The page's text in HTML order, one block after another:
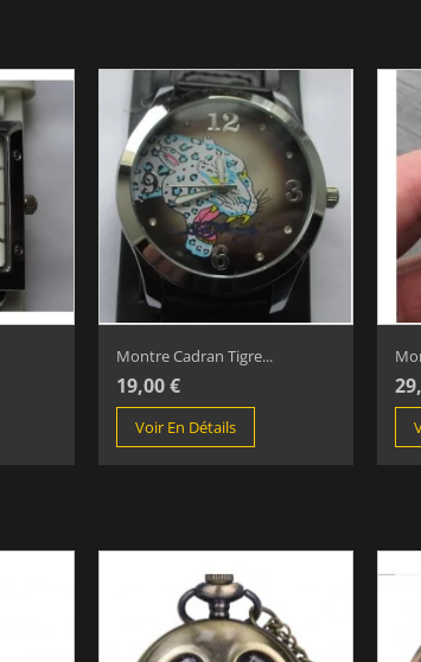
Montre Cadran Tigre...
19,00 €
Voir En Détails